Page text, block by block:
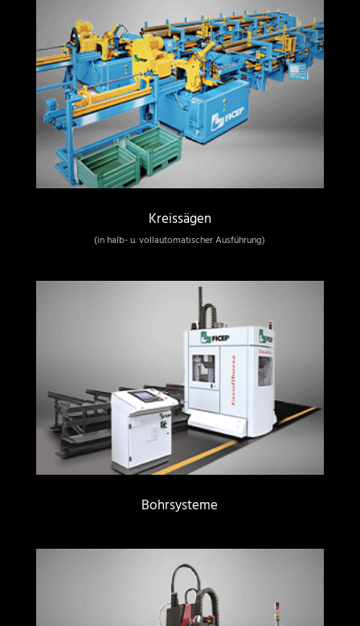
Kreissägen
(in halb- u. vollautomatischer Ausführung)
Bohrsysteme